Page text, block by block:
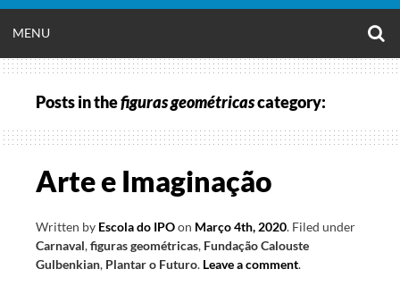
MENU
MENU
Posts in thefiguras geométricascategory:
Arte e Imaginação
Written by Escola do IPOon Março 4th, 2020. Filed under
Carnaval,figuras geométricas, Fundação Calouste
Gulbenkian, Plantar o Futuro. Leave a comment.